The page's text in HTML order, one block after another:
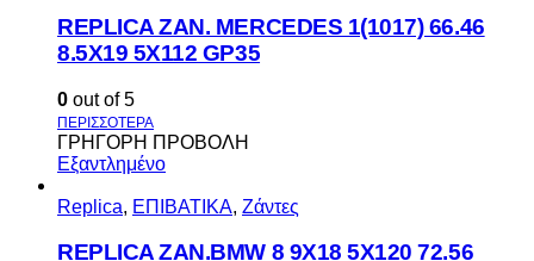
REPLICA ZAN. MERCEDES 1(1017) 66.46
8.5X19 5X112 GP35
0 out of 5
ΓΡΗΓΟΡΗ ΠΡΟΒΟΛΗ
Εξαντλημένο
Replica, ΕΠΙΒΑΤΙΚΑ, Ζάντες
REPLICA ZAN.BMW 8 9X18 5X120 72.56